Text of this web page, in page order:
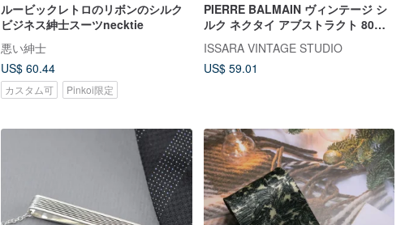
ルービックレトロのリボンのシルク
ビジネス紳士スーツnecktie
悪い紳士
US$ 60.44
カスタム可 Pinkoi限定
PIERRE BALMAIN ヴィンテージ シ
ルク ネクタイ アブストラクト 80年
代 バルマン ネクタイ フランス製
ISSARA VINTAGE STUDIO
US$ 59.01